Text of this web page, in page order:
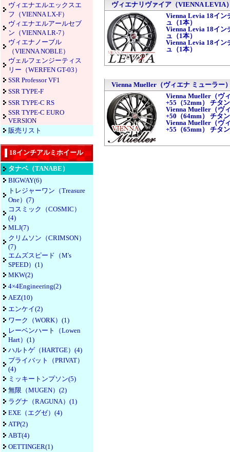
ヴィエナエルエックスエ
フ（VIENNA LX-F）
ヴィエナエルアールセブ
ン（VIENNA LR-7）
ヴィエナノーブル
（VIENNA NOBLE）
ヴェルフェンジーティス
リー（WERFEN GT-03）
SSR Professor VF1
SSR TYPE-F
SSR TYPE-C RS
SSR TYPE-C EURO
VERSION
販売リスト
18インチアルミホイール
タナベ（TANABE）
BIGWAY(6)
トレジャーワン（Treasure
One）(7)
コスミック（COSMIC）
(4)
MLJ(7)
クリムソン（CRIMSON）
(7)
エムズスピード（M's
SPEED）(1)
MKW(2)
4×4Engineering(2)
AEZ(10)
エンケイ(2)
ワーク（WORK）(1)
レーベンハート（Lowen
Hart）(1)
ハルトゲ（HARTGE）(4)
プライバット（PRIVAT）
(4)
ミッキートンプソン(5)
無限（MUGEN）(2)
ラグナ（RAGUNA）(1)
EXE（エグゼ）(4)
ATP(2)
ABT(4)
OETTINGER(1)
ヴィエナリヴァイア（VIENNA LEVIA
Vienna Levia 18イン
ュ（1本）
Vienna Levia 18イン
ュ（1本）
Vienna Levia 18イン
ュ（1本）
Vienna Mueller（ヴィエナ ミューラー
Vienna Mueller（ヴ
+55（52mm） チタ
Vienna Mueller（ヴ
+50（64mm） チタ
Vienna Mueller（ヴ
+55（65mm） チタ